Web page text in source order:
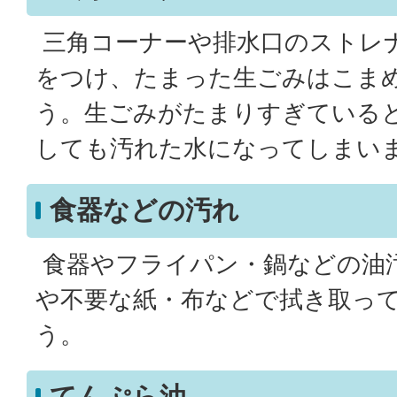
三角コーナーや排水口のストレ
をつけ、たまった生ごみはこま
う。生ごみがたまりすぎている
しても汚れた水になってしまい
食器などの汚れ
食器やフライパン・鍋などの油
や不要な紙・布などで拭き取っ
う。